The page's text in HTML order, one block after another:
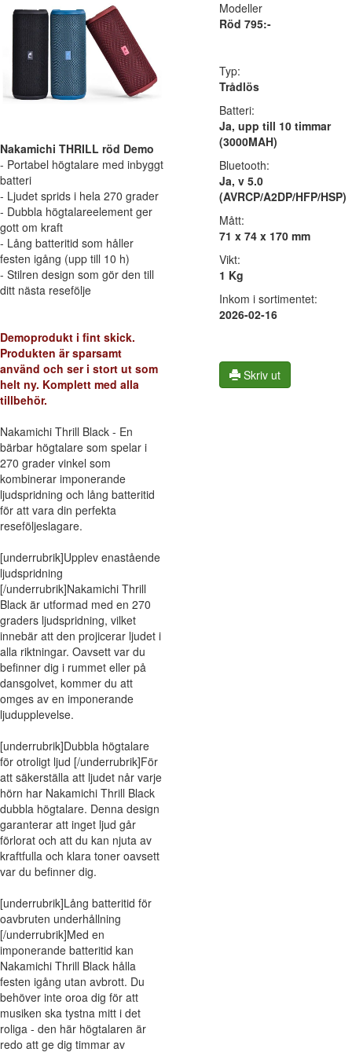
Nakamichi THRILL röd Demo
- Portabel högtalare med inbyggt
batteri
- Ljudet sprids i hela 270 grader
- Dubbla högtalareelement ger
gott om kraft
- Lång batteritid som håller
festen igång (upp till 10 h)
- Stilren design som gör den till
ditt nästa resefölje
Demoprodukt i fint skick.
Produkten är sparsamt
använd och ser i stort ut som
helt ny. Komplett med alla
tillbehör.
Nakamichi Thrill Black - En
bärbar högtalare som spelar i
270 grader vinkel som
kombinerar imponerande
ljudspridning och lång batteritid
för att vara din perfekta
reseföljeslagare.
[underrubrik]Upplev enastående
ljudspridning
[/underrubrik]Nakamichi Thrill
Black är utformad med en 270
graders ljudspridning, vilket
innebär att den projicerar ljudet i
alla riktningar. Oavsett var du
befinner dig i rummet eller på
dansgolvet, kommer du att
omges av en imponerande
ljudupplevelse.
[underrubrik]Dubbla högtalare
för otroligt ljud [/underrubrik]För
att säkerställa att ljudet når varje
hörn har Nakamichi Thrill Black
dubbla högtalare. Denna design
garanterar att inget ljud går
förlorat och att du kan njuta av
kraftfulla och klara toner oavsett
var du befinner dig.
[underrubrik]Lång batteritid för
oavbruten underhållning
[/underrubrik]Med en
imponerande batteritid kan
Nakamichi Thrill Black hålla
festen igång utan avbrott. Du
behöver inte oroa dig för att
musiken ska tystna mitt i det
roliga - den här högtalaren är
redo att ge dig timmar av
Modeller
Röd 795:-
Typ:
Trådlös
Batteri:
Ja, upp till 10 timmar
(3000MAH)
Bluetooth:
Ja, v 5.0
(AVRCP/A2DP/HFP/HSP)
Mått:
71 x 74 x 170 mm
Vikt:
1 Kg
Inkom i sortimentet:
2026-02-16
Skriv ut